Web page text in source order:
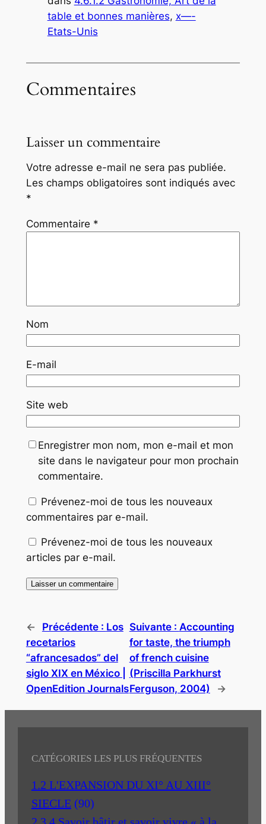
table et bonnes manières, x—-
Etats-Unis
Commentaires
Laisser un commentaire
Votre adresse e-mail ne sera pas publiée.
Les champs obligatoires sont indiqués avec
*
Commentaire *
Nom
E-mail
Site web
Enregistrer mon nom, mon e-mail et mon
site dans le navigateur pour mon prochain
commentaire.
Prévenez-moi de tous les nouveaux
commentaires par e-mail.
Prévenez-moi de tous les nouveaux
articles par e-mail.
← Précédente : Los
recetarios
“afrancesados” del
siglo XIX en México |
OpenEdition Journals
Suivante : Accounting
for taste, the triumph
of french cuisine
(Priscilla Parkhurst
Ferguson, 2004)
→
CATÉGORIES LES PLUS FRÉQUENTES
1.2 L'EXPANSION DU XI° AU XIII°
SIECLE (90)